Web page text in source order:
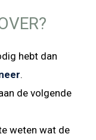
hebt dan
.
de volgende
weten wat de